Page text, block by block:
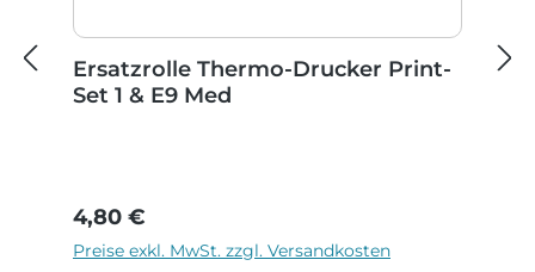
Ersatzrolle Thermo-Drucker Print-
Set 1 & E9 Med
Regulärer Preis:
4,80 €
Preise exkl. MwSt. zzgl. Versandkosten